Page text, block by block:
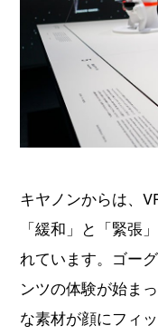
キヤノンからは、
「緩和」と「緊張
れています。ゴー
ンツの体験が始ま
な素材が顔にフィ